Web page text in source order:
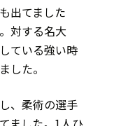
出てました
対する名大
ている強い時
した。
、柔術の選手